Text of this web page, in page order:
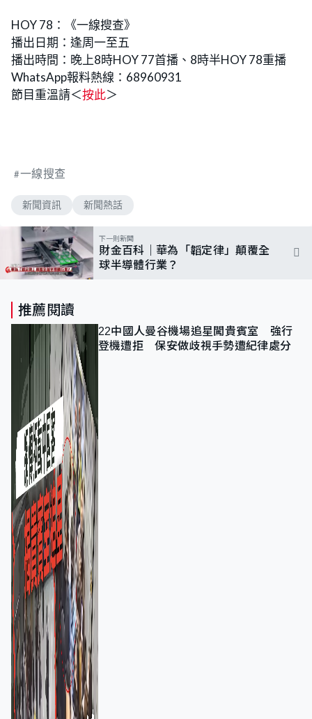
HOY 78：《一線搜查》
播出日期：逢周一至五
播出時間：晚上8時HOY 77首播、8時半HOY 78重播
WhatsApp報料熱線：68960931
節目重溫請＜按此＞
一線搜查
新聞資訊 新聞熱話
下一則新聞
財金百科｜華為「韜定律」顛覆全
球半導體行業？
推薦閱讀
22中國人曼谷機場追星闖貴賓室 強行
登機遭拒 保安做歧視手勢遭紀律處分